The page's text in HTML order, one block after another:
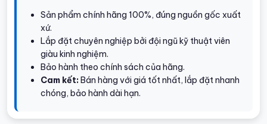
Sản phẩm chính hãng 100%, đúng nguồn gốc xuất
xứ.
Lắp đặt chuyên nghiệp bởi đội ngũ kỹ thuật viên
giàu kinh nghiệm.
Bảo hành theo chính sách của hãng.
Cam kết:Bán hàng với giá tốt nhất, lắp đặt nhanh
chóng, bảo hành dài hạn.